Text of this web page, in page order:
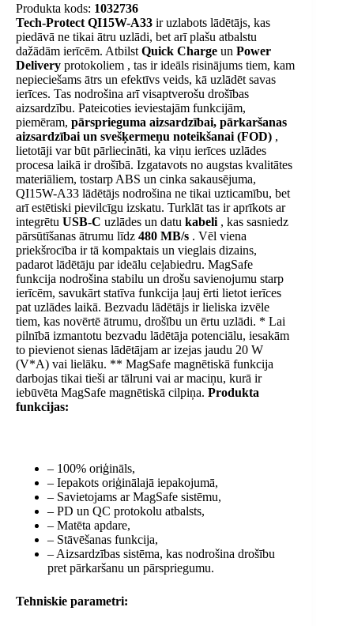
Produkta kods: 1032736
Tech-Protect QI15W-A33 ir uzlabots lādētājs, kas
piedāvā ne tikai ātru uzlādi, bet arī plašu atbalstu
dažādām ierīcēm. Atbilst Quick Charge un Power
Delivery protokoliem , tas ir ideāls risinājums tiem, kam
nepieciešams ātrs un efektīvs veids, kā uzlādēt savas
ierīces. Tas nodrošina arī visaptverošu drošības
aizsardzību. Pateicoties ieviestajām funkcijām,
piemēram, pārsprieguma aizsardzībai, pārkaršanas
aizsardzībai un svešķermeņu noteikšanai (FOD) ,
lietotāji var būt pārliecināti, ka viņu ierīces uzlādes
procesa laikā ir drošībā. Izgatavots no augstas kvalitātes
materiāliem, tostarp ABS un cinka sakausējuma,
QI15W-A33 lādētājs nodrošina ne tikai uzticamību, bet
arī estētiski pievilcīgu izskatu. Turklāt tas ir aprīkots ar
integrētu USB-C uzlādes un datu kabeli , kas sasniedz
pārsūtīšanas ātrumu līdz 480 MB/s . Vēl viena
priekšrocība ir tā kompaktais un vieglais dizains,
padarot lādētāju par ideālu ceļabiedru. MagSafe
funkcija nodrošina stabilu un drošu savienojumu starp
ierīcēm, savukārt statīva funkcija ļauj ērti lietot ierīces
pat uzlādes laikā. Bezvadu lādētājs ir lieliska izvēle
tiem, kas novērtē ātrumu, drošību un ērtu uzlādi. * Lai
pilnībā izmantotu bezvadu lādētāja potenciālu, iesakām
to pievienot sienas lādētājam ar izejas jaudu 20 W
(V*A) vai lielāku. ** MagSafe magnētiskā funkcija
darbojas tikai tieši ar tālruni vai ar maciņu, kurā ir
iebūvēta MagSafe magnētiskā cilpiņa. Produkta
funkcijas:
– 100% oriģināls,
– Iepakots oriģinālajā iepakojumā,
– Savietojams ar MagSafe sistēmu,
– PD un QC protokolu atbalsts,
– Matēta apdare,
– Stāvēšanas funkcija,
– Aizsardzības sistēma, kas nodrošina drošību
pret pārkaršanu un pārspriegumu.
Tehniskie parametri: